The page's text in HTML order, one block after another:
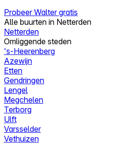
Probeer Walter gratis
Alle buurten in Netterden
Netterden
Omliggende steden
's-Heerenberg
Azewijn
Etten
Gendringen
Lengel
Megchelen
Terborg
Ulft
Varsselder
Vethuizen